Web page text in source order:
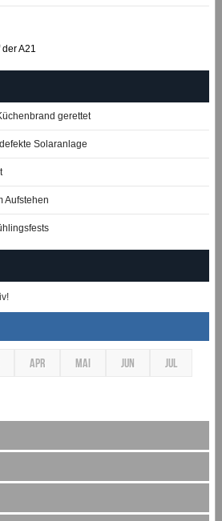
A21
gerettet
Solaranlage
Aufstehen
APR MAI JUN JUL